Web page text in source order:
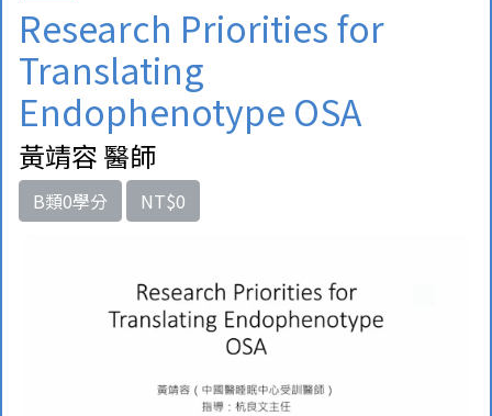
Research Priorities for
Translating
Endophenotype OSA
黃靖容 醫師
B類0學分 NT$0